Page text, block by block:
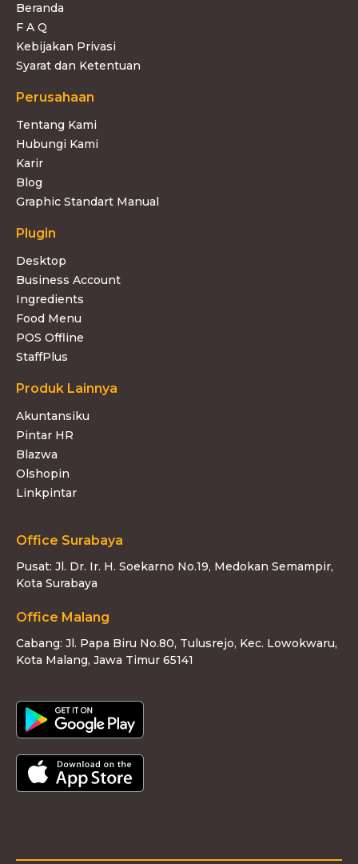
Beranda
F A Q
Kebijakan Privasi
Syarat dan Ketentuan
Perusahaan
Tentang Kami
Hubungi Kami
Karir
Blog
Graphic Standart Manual
Plugin
Desktop
Business Account
Ingredients
Food Menu
POS Offline
StaffPlus
Produk Lainnya
Akuntansiku
Pintar HR
Blazwa
Olshopin
Linkpintar
Office Surabaya
Pusat: Jl. Dr. Ir. H. Soekarno No.19, Medokan Semampir,
Kota Surabaya
Office Malang
Cabang: Jl. Papa Biru No.80, Tulusrejo, Kec. Lowokwaru,
Kota Malang, Jawa Timur 65141